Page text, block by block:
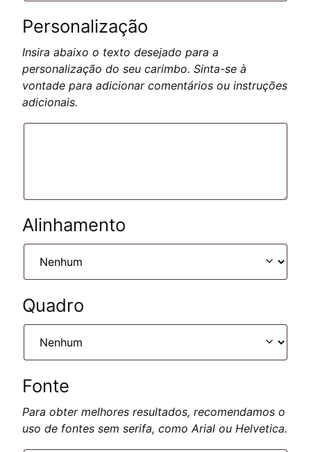
Personalização
Insira abaixo o texto desejado para a
personalização do seu carimbo. Sinta-se à
vontade para adicionar comentários ou instruções
adicionais.
Alinhamento
Quadro
Fonte
Para obter melhores resultados, recomendamos o
uso de fontes sem serifa, como Arial ou Helvetica.